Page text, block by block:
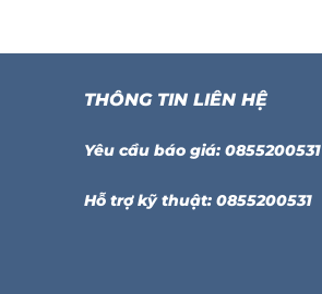
THÔNG TIN LIÊN HỆ
Yêu cầu báo giá: 0855200531
Hỗ trợ kỹ thuật: 0855200531